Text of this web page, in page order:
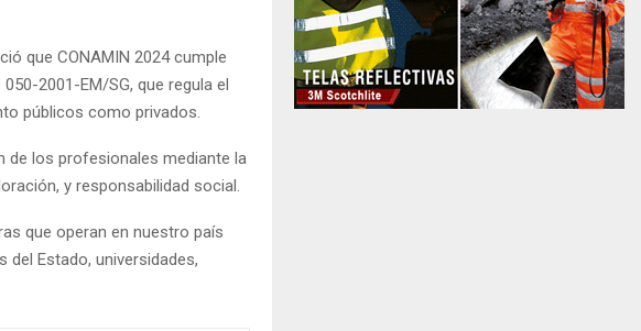
que CONAMIN 2024 cumple
2001-EM/SG, que regula el
públicos como privados.
de los profesionales mediante la
y responsabilidad social.
que operan en nuestro país
Estado, universidades,